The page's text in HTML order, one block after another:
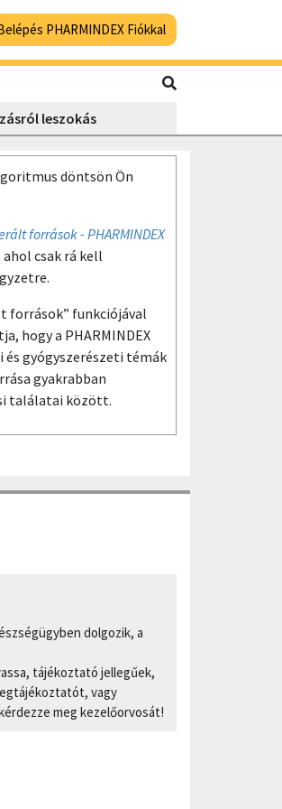
PHARMINDEX Fiókkal
leszokás
döntsön Ön
források - PHARMINDEX
csak rá kell
források” funkciójával
hogy a PHARMINDEX
gyógyszerészeti témák
gyakrabban
találatai között.
dolgozik, a
tájékoztató jellegűek,
vagy
meg kezelőorvosát!